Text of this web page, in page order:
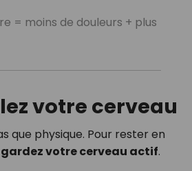
= moins de douleurs + plus
votre cerveau
que physique. Pour rester en
gardez votre cerveau actif.